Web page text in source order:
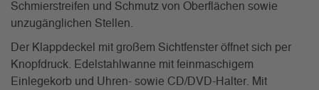
Schmierstreifen und Schmutz von Oberflächen sowie
unzugänglichen Stellen.
Der Klappdeckel mit großem Sichtfenster öffnet sich per
Knopfdruck. Edelstahlwanne mit feinmaschigem
Einlegekorb und Uhren- sowie CD/DVD-Halter. Mit